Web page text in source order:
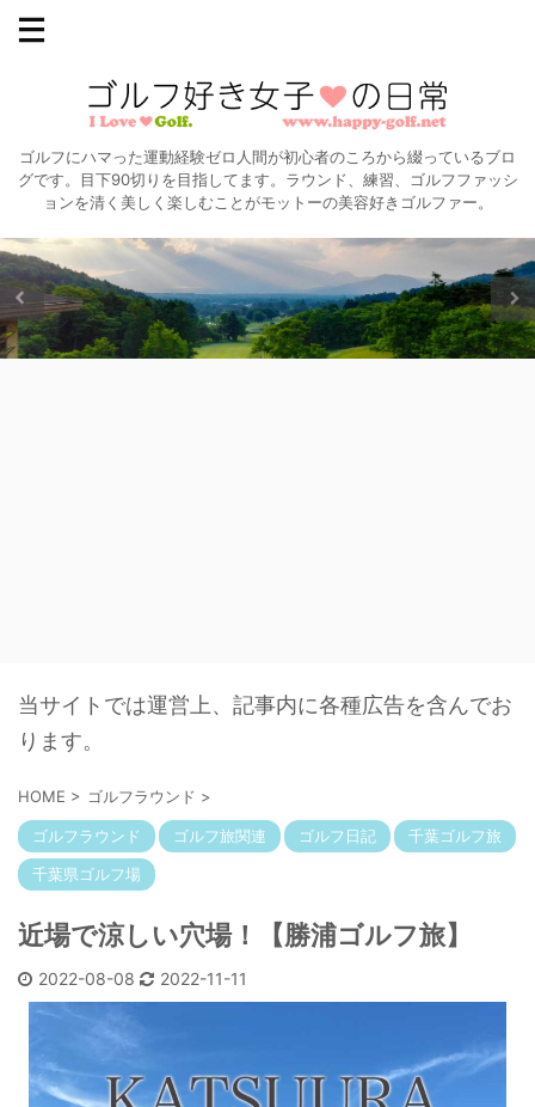
ゴルフにハマった運動経験ゼロ人間が初心者のころから綴っているブロ
グです。目下90切りを目指してます。ラウンド、練習、ゴルフファッシ
ョンを清く美しく楽しむことがモットーの美容好きゴルファー。
当サイトでは運営上、記事内に各種広告を含んでお
ります。
HOME > ゴルフラウンド >
ゴルフラウンド ゴルフ旅関連 ゴルフ日記
千葉ゴルフ旅
千葉県ゴルフ場
近場で涼しい穴場！【勝浦ゴルフ旅】
2022-08-08 2022-11-11